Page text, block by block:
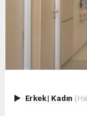
Erkek| Kadın